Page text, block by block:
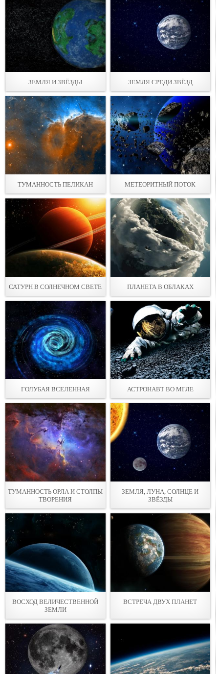
ЗЕМЛЯ И ЗВЁЗДЫ ЗЕМЛЯ СРЕДИ ЗВЁЗД
ТУМАННОСТЬ ПЕЛИКАН МЕТЕОРИТНЫЙ ПОТОК
САТУРН В СОЛНЕЧНОМ СВЕТЕ ПЛАНЕТА В ОБЛАКАХ
ГОЛУБАЯ ВСЕЛЕННАЯ АСТРОНАВТ ВО МГЛЕ
ТУМАННОСТЬ ОРЛА И СТОЛПЫ
ТВОРЕНИЯ
ЗЕМЛЯ, ЛУНА, СОЛНЦЕ И
ЗВЁЗДЫ
ВОСХОД ВЕЛИЧЕСТВЕННОЙ
ЗЕМЛИ
ВСТРЕЧА ДВУХ ПЛАНЕТ